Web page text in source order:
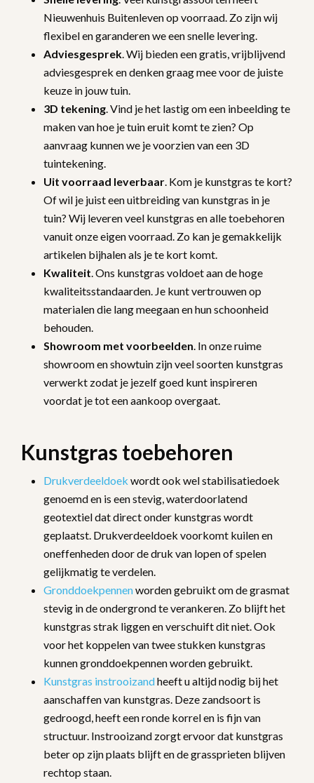
Nieuwenhuis Buitenleven op voorraad. Zo zijn wij
flexibel en garanderen we een snelle levering.
Adviesgesprek. Wij bieden een gratis, vrijblijvend
adviesgesprek en denken graag mee voor de juiste
keuze in jouw tuin.
3D tekening. Vind je het lastig om een inbeelding te
maken van hoe je tuin eruit komt te zien? Op
aanvraag kunnen we je voorzien van een 3D
tuintekening.
Uit voorraad leverbaar. Kom je kunstgras te kort?
Of wil je juist een uitbreiding van kunstgras in je
tuin? Wij leveren veel kunstgras en alle toebehoren
vanuit onze eigen voorraad. Zo kan je gemakkelijk
artikelen bijhalen als je te kort komt.
Kwaliteit. Ons kunstgras voldoet aan de hoge
kwaliteitsstandaarden. Je kunt vertrouwen op
materialen die lang meegaan en hun schoonheid
behouden.
Showroom met voorbeelden. In onze ruime
showroom en showtuin zijn veel soorten kunstgras
verwerkt zodat je jezelf goed kunt inspireren
voordat je tot een aankoop overgaat.
Kunstgras toebehoren
Drukverdeeldoek wordt ook wel stabilisatiedoek
genoemd en is een stevig, waterdoorlatend
geotextiel dat direct onder kunstgras wordt
geplaatst. Drukverdeeldoek voorkomt kuilen en
oneffenheden door de druk van lopen of spelen
gelijkmatig te verdelen.
Gronddoekpennenworden gebruikt om de grasmat
stevig in de ondergrond te verankeren. Zo blijft het
kunstgras strak liggen en verschuift dit niet. Ook
voor het koppelen van twee stukken kunstgras
kunnen gronddoekpennen worden gebruikt.
Kunstgras instrooizandheeft u altijd nodig bij het
aanschaffen van kunstgras. Deze zandsoort is
gedroogd, heeft een ronde korrel en is fijn van
structuur. Instrooizand zorgt ervoor dat kunstgras
beter op zijn plaats blijft en de grassprieten blijven
rechtop staan.